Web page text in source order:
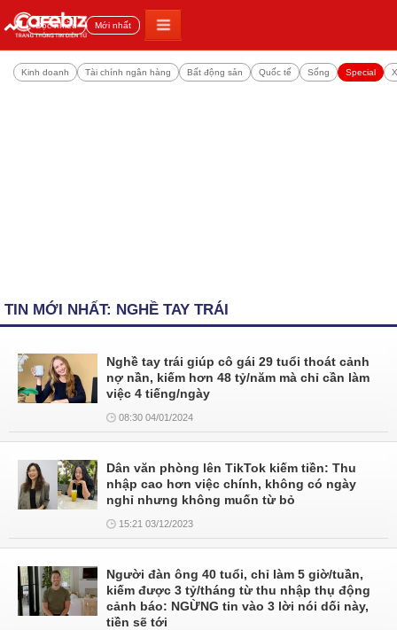
Đọc nhiều Mới nhất
Kinh doanh Tài chính ngân hàng Bất động sản Quốc tế Sống Special
TIN MỚI NHẤT: NGHỀ TAY TRÁI
Nghề tay trái giúp cô gái 29 tuổi thoát cảnh
nợ nần, kiếm hơn 48 tỷ/năm mà chỉ cần làm
việc 4 tiếng/ngày
08:30 04/01/2024
Dân văn phòng lên TikTok kiếm tiền: Thu
nhập cao hơn việc chính, không có ngày
nghỉ nhưng không muốn từ bỏ
15:21 03/12/2023
Người đàn ông 40 tuổi, chỉ làm 5 giờ/tuần,
kiếm được 3 tỷ/tháng từ thu nhập thụ động
cảnh báo: NGỪNG tin vào 3 lời nói dối này,
tiền sẽ tới